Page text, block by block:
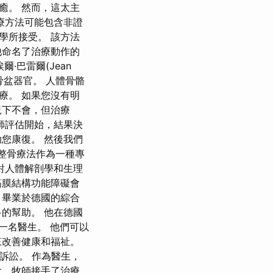
。 然而，這太主
法可能包含非證
所接受。 該方法
名了治療動作的
·巴雷爾(Jean
器官。 人體骨骼
。 如果您沒有明
不會，但治療
評估開始，結果決
康復。 然後我們
骨療法作為一種專
體解剖學和生理
結構功能障礙會
業於德國的綜合
幫助。 他在德國
名醫生。 他們可以
善健康和福祉。
訟。 作為醫生，
牧師接手了治療